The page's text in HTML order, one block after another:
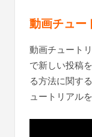
動画チュー
動画チュート
で新しい投稿
る方法に関す
ュートリアル